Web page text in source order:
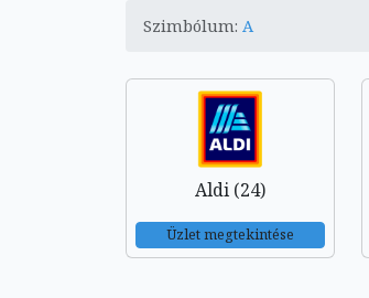
Szimbólum: A
Aldi (24)
Üzlet megtekintése